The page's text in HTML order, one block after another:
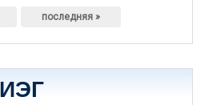
последняя »